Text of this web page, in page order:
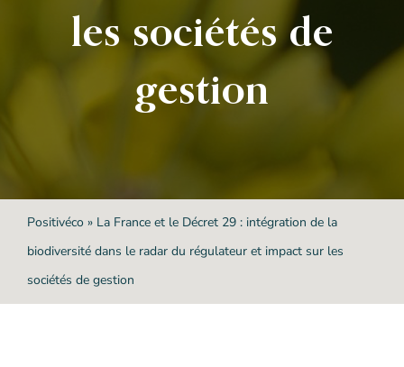
les sociétés de
gestion
Positivéco» La France et le Décret 29 : intégration de la
biodiversité dans le radar du régulateur et impact sur les
sociétés de gestion